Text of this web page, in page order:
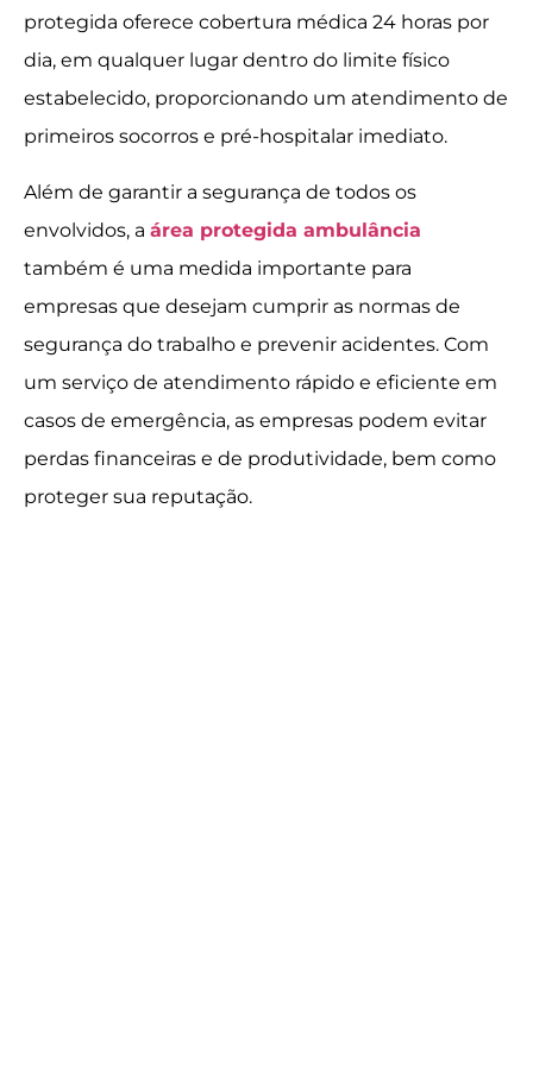
protegida oferece cobertura médica 24 horas por
dia, em qualquer lugar dentro do limite físico
estabelecido, proporcionando um atendimento de
primeiros socorros e pré-hospitalar imediato.
Além de garantir a segurança de todos os
envolvidos, a área protegida ambulância
também é uma medida importante para
empresas que desejam cumprir as normas de
segurança do trabalho e prevenir acidentes. Com
um serviço de atendimento rápido e eficiente em
casos de emergência, as empresas podem evitar
perdas financeiras e de produtividade, bem como
proteger sua reputação.